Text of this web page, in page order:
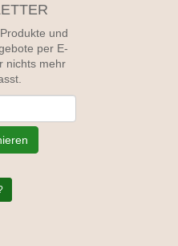
und
per E-
nichts mehr